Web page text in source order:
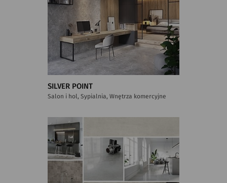
SILVER POINT
Salon i hol, Sypialnia, Wnętrza komercyjne